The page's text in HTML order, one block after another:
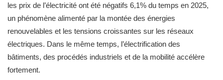
les prix de l’électricité ont été négatifs 6,1% du temps en 2025,
un phénomène alimenté par la montée des énergies
renouvelables et les tensions croissantes sur les réseaux
électriques. Dans le même temps, l’électrification des
bâtiments, des procédés industriels et de la mobilité accélère
fortement.